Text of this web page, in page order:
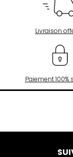
Livraison
Paiement 100%